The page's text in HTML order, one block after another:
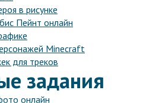
в рисунке
Пейнт онлайн
Minecraft
для треков
задания
онлайн